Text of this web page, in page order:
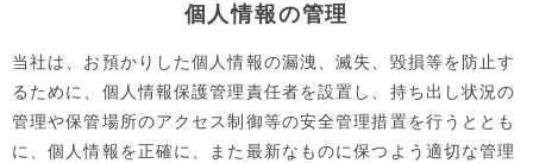
個人情報の管理
当社は、お預かりした個人情報の漏洩、滅失、毀損等を防止す
るために、個人情報保護管理責任者を設置し、持ち出し状況の
管理や保管場所のアクセス制御等の安全管理措置を行うととも
に、個人情報を正確に、また最新なものに保つよう適切な管理